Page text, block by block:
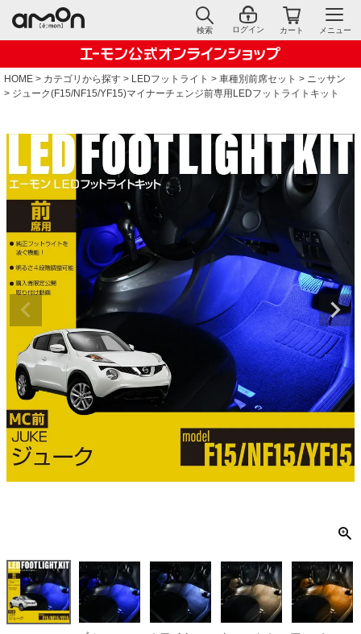
検索 ログイン カート メニュー
HOME カテゴリから探す LEDフットライト 車種別前席セット
ニッサン
ジューク(F15/NF15/YF15)マイナーチェンジ前専用LEDフットライトキット